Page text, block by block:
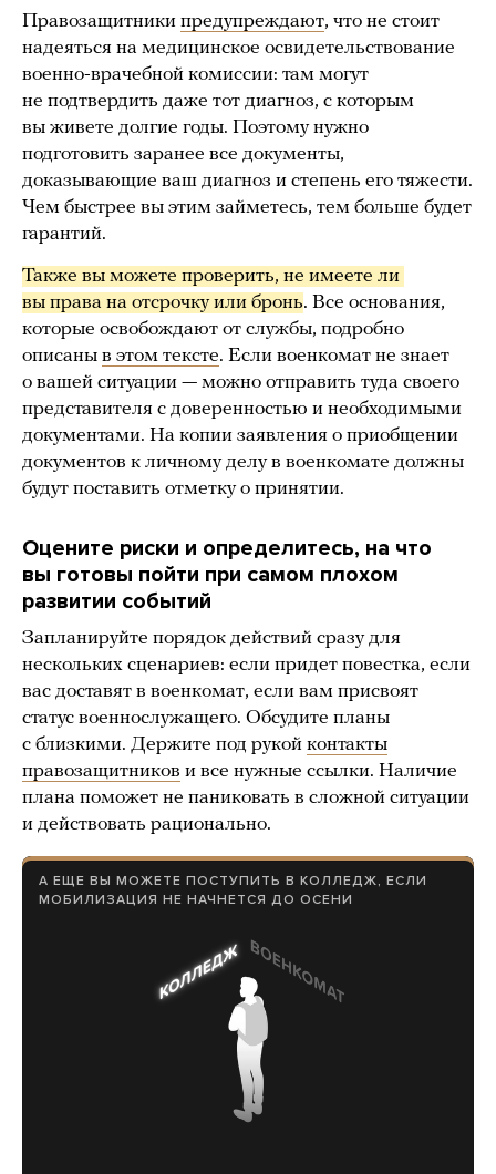
Правозащитники предупреждают, что не стоит
надеяться на медицинское освидетельствование
военно-врачебной комиссии: там могут
не подтвердить даже тот диагноз, с которым
вы живете долгие годы. Поэтому нужно
подготовить заранее все документы,
доказывающие ваш диагноз и степень его тяжести.
Чем быстрее вы этим займетесь, тем больше будет
гарантий.
Также вы можете проверить, не имеете ли
вы права на отсрочку или бронь. Все основания,
которые освобождают от службы, подробно
описаны в этом тексте. Если военкомат не знает
о вашей ситуации — можно отправить туда своего
представителя с доверенностью и необходимыми
документами. На копии заявления о приобщении
документов к личному делу в военкомате должны
будут поставить отметку о принятии.
Оцените риски и определитесь, на что
вы готовы пойти при самом плохом
развитии событий
Запланируйте порядок действий сразу для
нескольких сценариев: если придет повестка, если
вас доставят в военкомат, если вам присвоят
статус военнослужащего. Обсудите планы
с близкими. Держите под рукой контакты
правозащитников и все нужные ссылки. Наличие
плана поможет не паниковать в сложной ситуации
и действовать рационально.
А ЕЩЕ ВЫ МОЖЕТЕ ПОСТУПИТЬ В КОЛЛЕДЖ, ЕСЛИ
МОБИЛИЗАЦИЯ НЕ НАЧНЕТСЯ ДО ОСЕНИ